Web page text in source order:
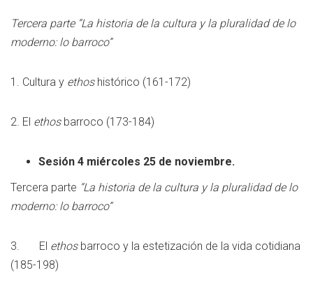
Tercera parte “La historia de la cultura y la pluralidad de lo
moderno: lo barroco”
1. Cultura y ethoshistórico (161-172)
2. El ethosbarroco (173-184)
Sesión 4 miércoles 25 de noviembre.
Tercera parte “La historia de la cultura y la pluralidad de lo
moderno: lo barroco”
3. El ethosbarroco y la estetización de la vida cotidiana
(185-198)